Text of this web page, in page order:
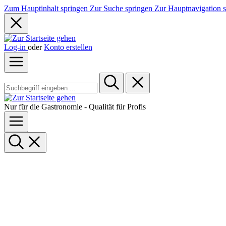
Zum Hauptinhalt springen Zur Suche springen Zur Hauptnavigation
Log-in oder Konto erstellen
Nur für die Gastronomie - Qualität für Profis